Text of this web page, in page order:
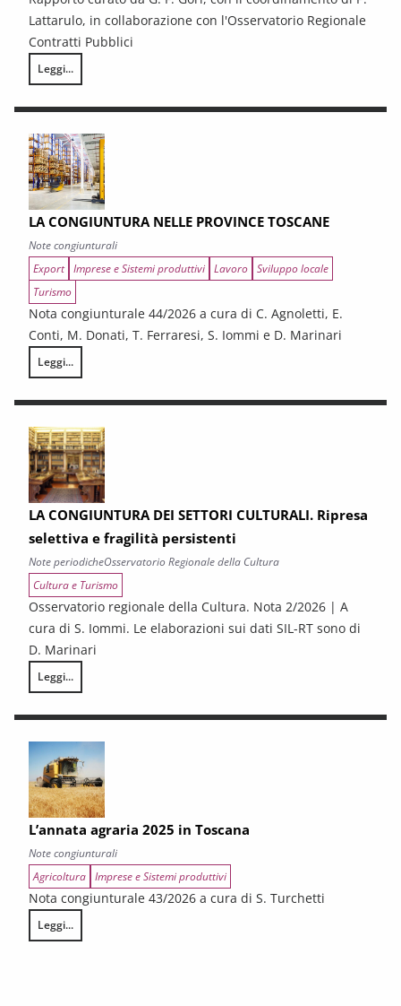
Lattarulo, in collaborazione con l'Osservatorio Regionale
Contratti Pubblici
Leggi...
I CONTRATTI PUBBLICI AL TERMINE DEL PNRR – Andamento
LA CONGIUNTURA NELLE PROVINCE TOSCANE
Note congiunturali
Export Imprese e Sistemi produttivi Lavoro Sviluppo locale
Turismo
Nota congiunturale 44/2026 a cura di C. Agnoletti, E.
Conti, M. Donati, T. Ferraresi, S. Iommi e D. Marinari
Leggi...
LA CONGIUNTURA NELLE PROVINCE TOSCANE
LA CONGIUNTURA DEI SETTORI CULTURALI. Ripresa
selettiva e fragilità persistenti
Note periodicheOsservatorio Regionale della Cultura
Cultura e Turismo
Osservatorio regionale della Cultura. Nota 2/2026 | A
cura di S. Iommi. Le elaborazioni sui dati SIL-RT sono di
D. Marinari
Leggi...
LA CONGIUNTURA DEI SETTORI CULTURALI. Ripresa selettiva e
L’annata agraria 2025 in Toscana
Note congiunturali
Agricoltura Imprese e Sistemi produttivi
Nota congiunturale 43/2026 a cura di S. Turchetti
Leggi...
L’annata agraria 2025 in Toscana